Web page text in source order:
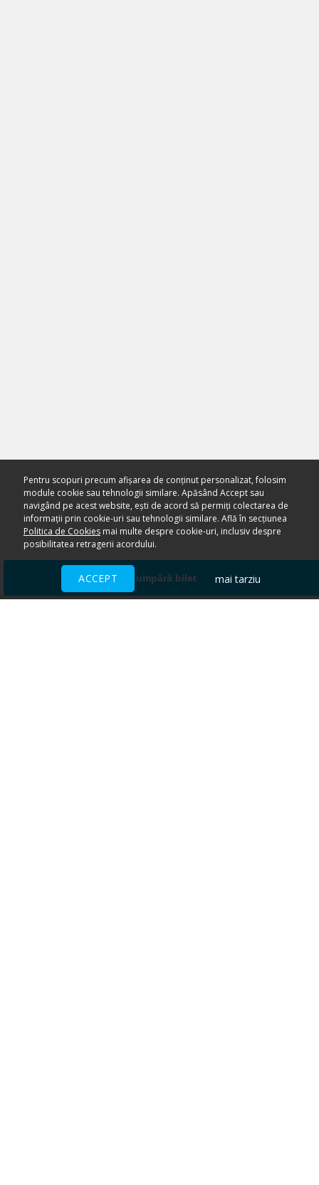
Cumpără bilet
Pentru scopuri precum afișarea de conținut personalizat, folosim
module cookie sau tehnologii similare. Apăsând Accept sau
navigând pe acest website, ești de acord să permiți colectarea de
informații prin cookie-uri sau tehnologii similare. Află în secțiunea
Politica de Cookiesmai multe despre cookie-uri, inclusiv despre
posibilitatea retragerii acordului.
ACCEPT mai tarziu